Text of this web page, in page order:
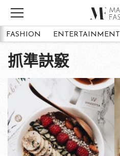
FASHION ENTERTAINMENT
抓準訣竅